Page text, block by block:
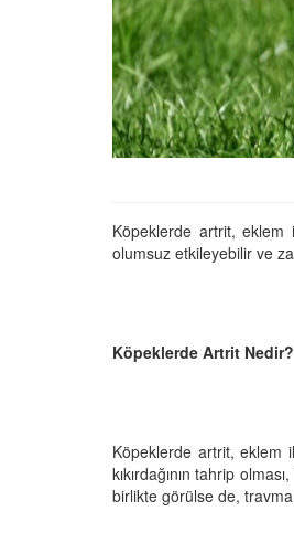
Köpeklerde artrit, eklem
olumsuz etkileyebilir ve
Köpeklerde Artrit Nedir?
Köpeklerde artrit, eklem
kıkırdağının tahrip
birlikte görülse de,
Neler
Niyetli İnsanları